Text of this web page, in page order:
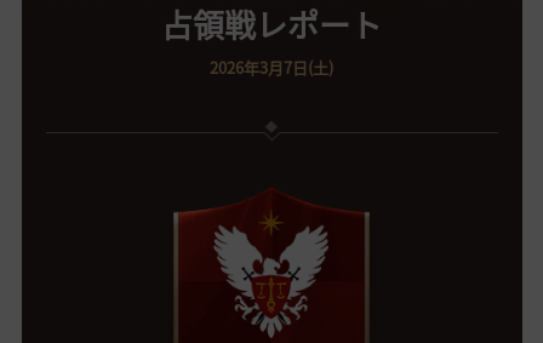
占領戦レポート
2026年3月7日(土)